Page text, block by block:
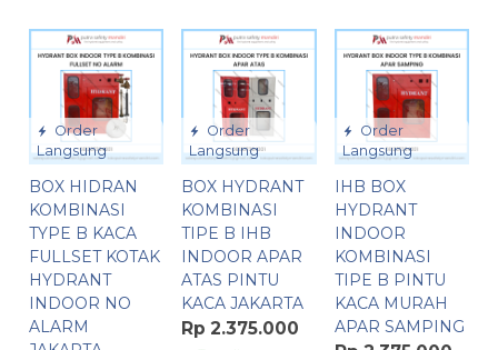
Order
Langsung
BOX HIDRAN
KOMBINASI
TYPE B KACA
FULLSET KOTAK
HYDRANT
INDOOR NO
ALARM
Order
Langsung
BOX HYDRANT
KOMBINASI
TIPE B IHB
INDOOR APAR
ATAS PINTU
KACA JAKARTA
Rp 2.375.000
Order
Langsung
IHB BOX
HYDRANT
INDOOR
KOMBINASI
TIPE B PINTU
KACA MURAH
APAR SAMPING